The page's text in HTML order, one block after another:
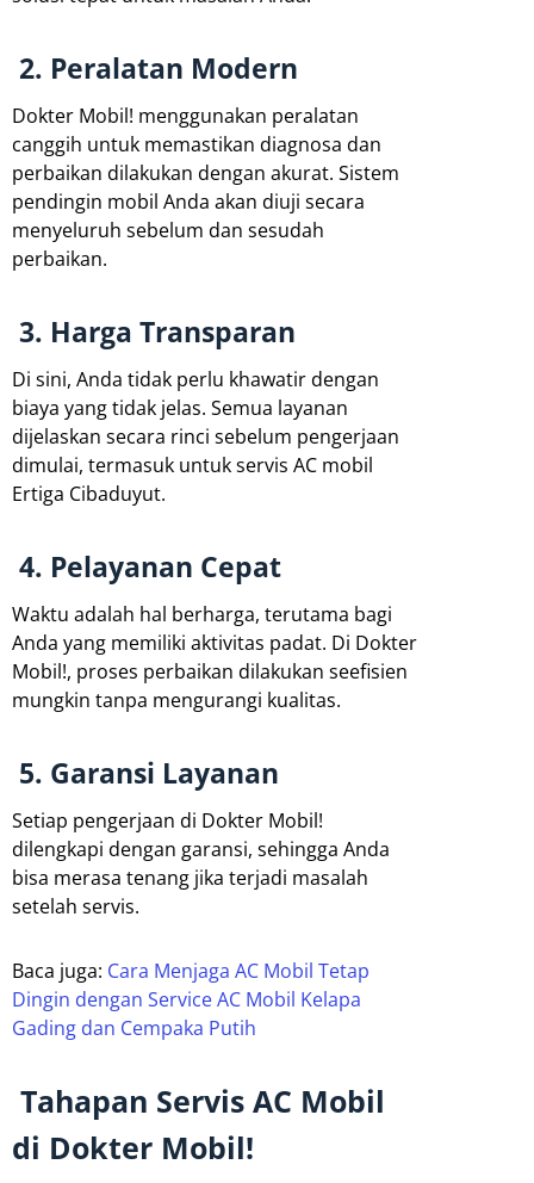
2. Peralatan Modern
Dokter Mobil! menggunakan peralatan
canggih untuk memastikan diagnosa dan
perbaikan dilakukan dengan akurat. Sistem
pendingin mobil Anda akan diuji secara
menyeluruh sebelum dan sesudah
perbaikan.
3. Harga Transparan
Di sini, Anda tidak perlu khawatir dengan
biaya yang tidak jelas. Semua layanan
dijelaskan secara rinci sebelum pengerjaan
dimulai, termasuk untuk servis AC mobil
Ertiga Cibaduyut.
4. Pelayanan Cepat
Waktu adalah hal berharga, terutama bagi
Anda yang memiliki aktivitas padat. Di Dokter
Mobil!, proses perbaikan dilakukan seefisien
mungkin tanpa mengurangi kualitas.
5. Garansi Layanan
Setiap pengerjaan di Dokter Mobil!
dilengkapi dengan garansi, sehingga Anda
bisa merasa tenang jika terjadi masalah
setelah servis.
Baca juga: Cara Menjaga AC Mobil Tetap
Dingin dengan Service AC Mobil Kelapa
Gading dan Cempaka Putih
Tahapan Servis AC Mobil
di Dokter Mobil!